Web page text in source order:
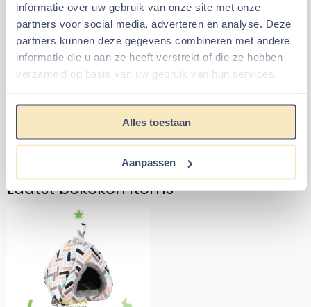
informatie over uw gebruik van onze site met onze
partners voor social media, adverteren en analyse. Deze
partners kunnen deze gegevens combineren met andere
informatie die u aan ze heeft verstrekt of die ze hebben
verzameld op basis van uw gebruik van hun services.
Alles toestaan
Aanpassen
Hoekhuis Thordis 21 cm
Van 7,99 voor 5,49
€5,49
Aantal kiezen voor Hoekhuis Thordis 21 cm
In winkelmand
Huis rond met schuin dak
16 cm
Prijs: 6,95
€6,95
Aantal kiezen voor Huis rond
In winkelmand
Laatst bekeken items